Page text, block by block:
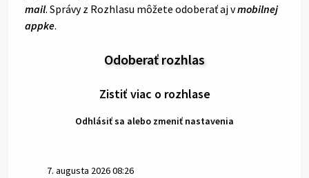
mail. Správy z Rozhlasu môžete odoberať aj vmobilnej
appke.
Odoberať rozhlas
Zistiť viac o rozhlase
Odhlásiť sa alebo zmeniť nastavenia
7. augusta 2026 08:26